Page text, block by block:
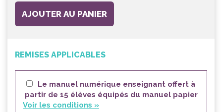
AJOUTER AU PANIER
REMISES APPLICABLES
Le manuel numérique enseignant offert à
partir de 15 élèves équipés du manuel papier
Voir les conditions »